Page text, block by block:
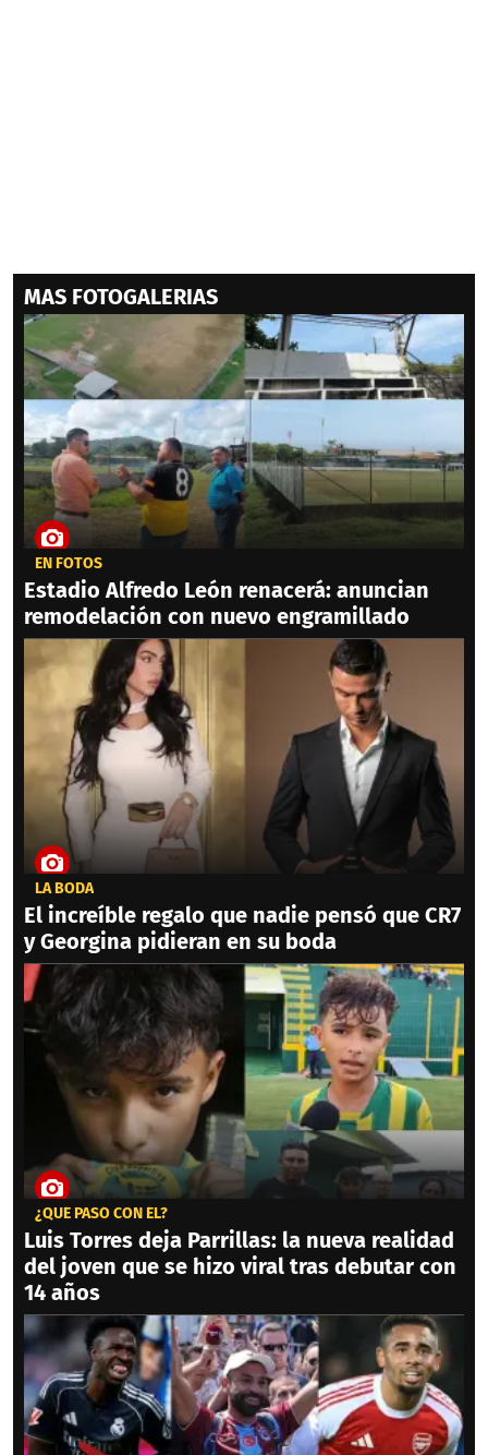
MAS FOTOGALERIAS
EN FOTOS
Estadio Alfredo León renacerá: anuncian
remodelación con nuevo engramillado
LA BODA
El increíble regalo que nadie pensó que CR7
y Georgina pidieran en su boda
¿QUÉ PASÓ CON ÉL?
Luis Torres deja Parrillas: la nueva realidad
del joven que se hizo viral tras debutar con
14 años